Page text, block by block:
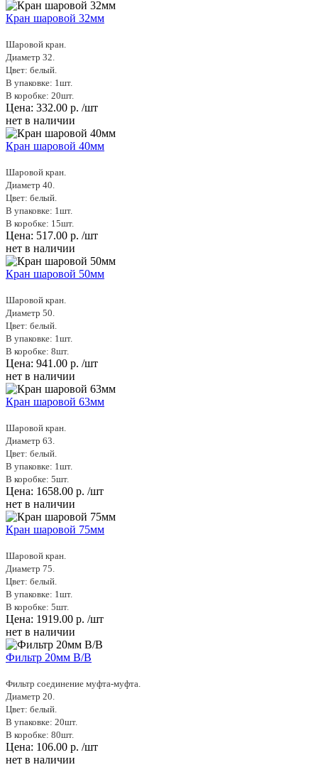
Кран шаровой 32мм
Шаровой кран.
Диаметр 32.
Цвет: белый.
В упаковке: 1шт.
В коробке: 20шт.
Цена: 332.00 р. /шт
нет в наличии
Кран шаровой 40мм
Шаровой кран.
Диаметр 40.
Цвет: белый.
В упаковке: 1шт.
В коробке: 15шт.
Цена: 517.00 р. /шт
нет в наличии
Кран шаровой 50мм
Шаровой кран.
Диаметр 50.
Цвет: белый.
В упаковке: 1шт.
В коробке: 8шт.
Цена: 941.00 р. /шт
нет в наличии
Кран шаровой 63мм
Шаровой кран.
Диаметр 63.
Цвет: белый.
В упаковке: 1шт.
В коробке: 5шт.
Цена: 1658.00 р. /шт
нет в наличии
Кран шаровой 75мм
Шаровой кран.
Диаметр 75.
Цвет: белый.
В упаковке: 1шт.
В коробке: 5шт.
Цена: 1919.00 р. /шт
нет в наличии
Фильтр 20мм В/В
Фильтр соединение муфта-муфта.
Диаметр 20.
Цвет: белый.
В упаковке: 20шт.
В коробке: 80шт.
Цена: 106.00 р. /шт
нет в наличии